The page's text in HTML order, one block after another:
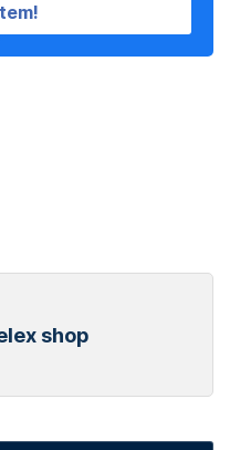
shop